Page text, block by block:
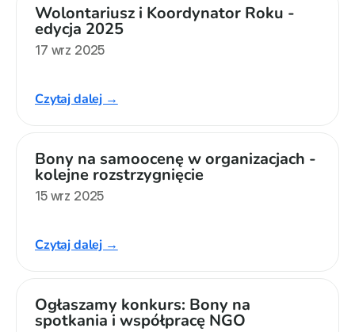
Wolontariusz i Koordynator Roku -
edycja 2025
17 wrz 2025
Czytaj dalej →
Bony na samoocenę w organizacjach -
kolejne rozstrzygnięcie
15 wrz 2025
Czytaj dalej →
Ogłaszamy konkurs: Bony na
spotkania i współpracę NGO